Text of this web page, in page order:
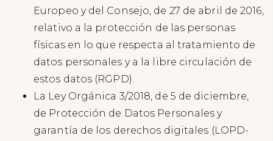
Europeo y del Consejo, de 27 de abril de 2016,
relativo a la protección de las personas
físicas en lo que respecta al tratamiento de
datos personales y a la libre circulación de
estos datos (RGPD).
La Ley Orgánica 3/2018, de 5 de diciembre,
de Protección de Datos Personales y
garantía de los derechos digitales (LOPD-